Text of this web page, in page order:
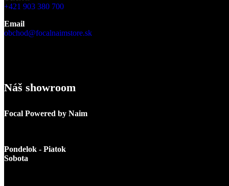
+421 903 380 700
Email
obchod@focalnaimstore.sk
Náš showroom
Focal Powered by Naim
Pondelok - Piatok
Sobota